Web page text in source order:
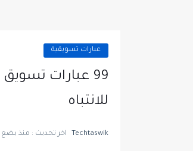
عبارات تسويقية
99 عبارات
للانتباه
Techtaswik اخر تحديث : منذ بضع